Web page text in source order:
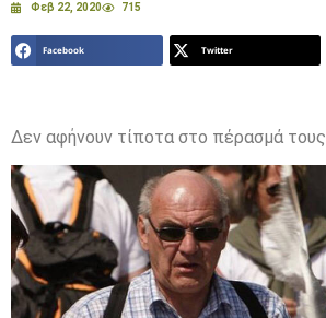
Φεβ 22, 2020 715
Facebook Twitter
Δεν αφήνουν τίποτα στο πέρασμά τους